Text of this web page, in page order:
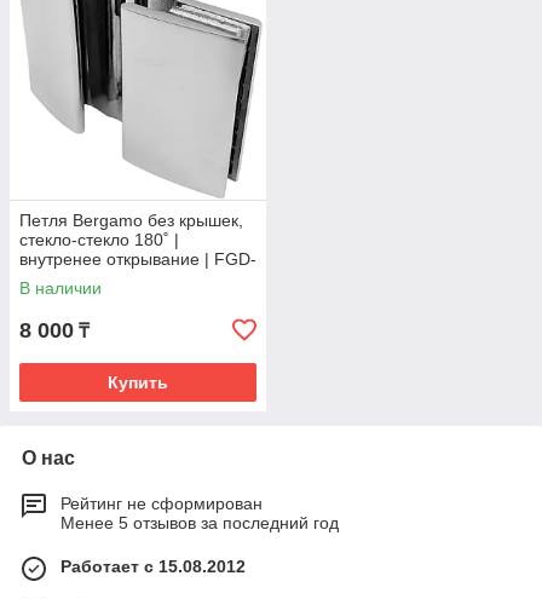
Петля Bergamo без крышек,
стекло-стекло 180˚ |
внутренее открывание | FGD-
383 CR | Хром
В наличии
8 000 ₸
Купить
О нас
Рейтинг не сформирован
Менее 5 отзывов за последний год
Работает с 15.08.2012